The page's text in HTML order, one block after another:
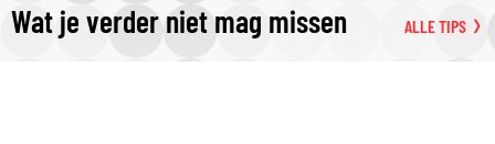
Wat je verder niet mag missen ALLE TIPS